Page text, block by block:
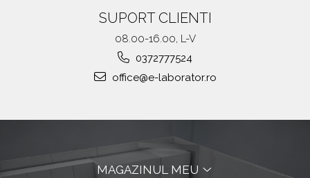
SUPORT CLIENTI
08.00-16.00, L-V
0372777524
office@e-laborator.ro
MAGAZINUL MEU